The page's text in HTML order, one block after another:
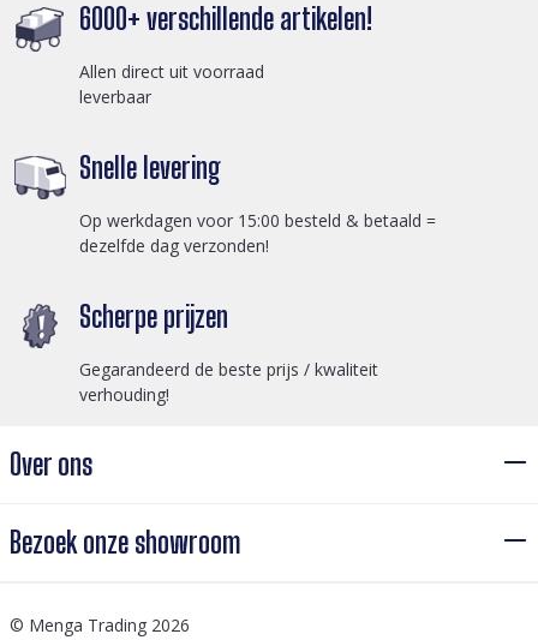
6000+ verschillende artikelen!
Allen direct uit voorraad
leverbaar
Snelle levering
Op werkdagen voor 15:00 besteld & betaald =
dezelfde dag verzonden!
Scherpe prijzen
Gegarandeerd de beste prijs / kwaliteit
verhouding!
Over ons
Bezoek onze showroom
© Menga Trading 2026